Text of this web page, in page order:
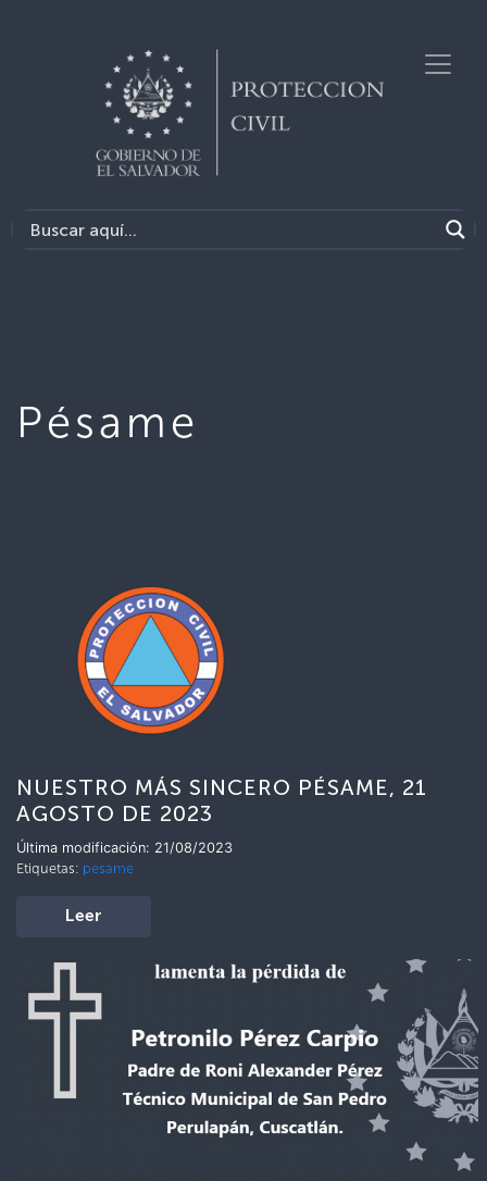
Pésame
NUESTRO MÁS SINCERO PÉSAME, 21
AGOSTO DE 2023
Última modificación: 21/08/2023
Etiquetas: pesame
Leer